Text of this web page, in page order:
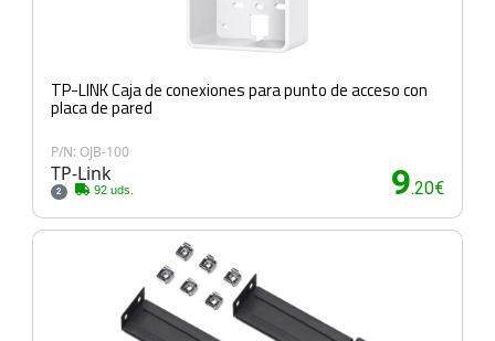
TP-LINK Caja de conexiones para punto de acceso con
placa de pared
P/N: OJB-100
TP-Link
2 92 uds. 9.20€